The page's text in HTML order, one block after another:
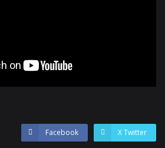
Facebook X Twitter